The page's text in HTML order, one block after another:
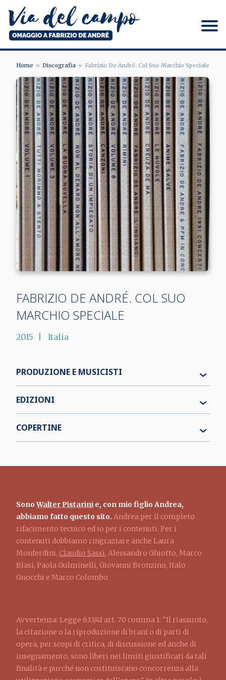
contenuto
principale
Via del campo
BRICIOLE
DI
PANE
Home Discografia Fabrizio De André. Col Suo Marchio Speciale
Image
FABRIZIO DE ANDRÉ. COL SUO
MARCHIO SPECIALE
2015 Italia
PRODUZIONE E MUSICISTI
EDIZIONI
COPERTINE
SonoWalter Pistarini e, con mio figlio Andrea,
abbiamo fatto questo sito. Andrea per il completo
rifacimento tecnico ed io per i contenuti. Per i
contenuti dobbiamo ringraziare anche Laura
Monferdini, Claudio Sassi, Alessandro Ghiotto, Marco
Blasi, Paola Gulminelli, Giovanni Bronzino, Italo
Gnocchi e Marco Colombo.
Avvertenza: Legge 633/41 art. 70 comma 1: "Il riassunto,
la citazione o la riproduzione di brani o di parti di
opera, per scopi di critica, di discussione ed anche di
insegnamento, sono liberi nei limiti giustificati da tali
finalità e purché non costituiscano concorrenza alla